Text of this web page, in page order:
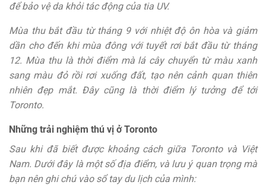
để bảo vệ da khỏi tác động của tia UV.
Mùa thu bắt đầu từ tháng 9 với nhiệt độ ôn hòa và giảm
dần cho đến khi mùa đông với tuyết rơi bắt đầu từ tháng
12. Mùa thu là thời điểm mà lá cây chuyển từ màu xanh
sang màu đỏ rồi rơi xuống đất, tạo nên cảnh quan thiên
nhiên đẹp mắt. Đây cũng là thời điểm lý tưởng để tới
Toronto.
Những trải nghiệm thú vị ở Toronto
Sau khi đã biết được khoảng cách giữa Toronto và Việt
Nam. Dưới đây là một số địa điểm, và lưu ý quan trọng mà
bạn nên ghi chú vào sổ tay du lịch của mình: